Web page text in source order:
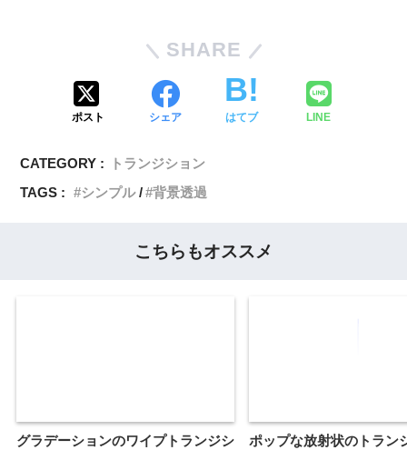
SHARE
ポスト シェア はてブ LINE
CATEGORY :
トランジション
TAGS :
シンプル 背景透過
こちらもオススメ
グラデーションのワイプトランジシ
ポップな放射状のトラン